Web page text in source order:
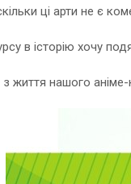
ці арти не є
в історію хочу
життя нашого аніме-